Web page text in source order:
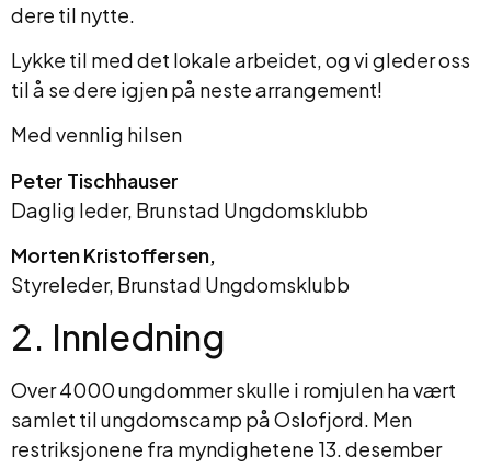
dere til nytte.
Lykke til med det lokale arbeidet, og vi gleder oss
til å se dere igjen på neste arrangement!
Med vennlig hilsen
Peter Tischhauser
Daglig leder, Brunstad Ungdomsklubb
Morten Kristoffersen,
Styreleder, Brunstad Ungdomsklubb
2. Innledning
Over 4000 ungdommer skulle i romjulen ha vært
samlet til ungdomscamp på Oslofjord. Men
restriksjonene fra myndighetene 13. desember